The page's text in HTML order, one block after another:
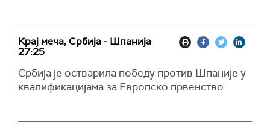
Крај меча, Србија - Шпанија
27:25
Србија је остварила победу против Шпаније у
квалификацијама за Европско првенство.